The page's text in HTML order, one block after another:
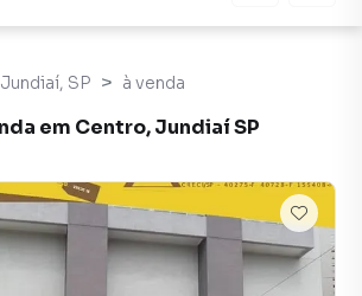
SP à venda
em Centro, Jundiaí SP